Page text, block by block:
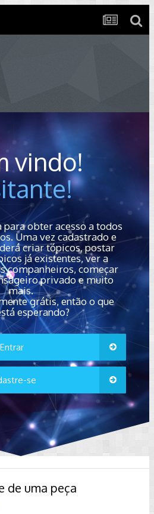
vindo!
para obter acesso a todos
Uma vez cadastrado e
criar tópicos, postar
já existentes, ver a
companheiros, começar
privado e muito
mais.
grátis, então o que
esperando?
Entrar
se
de uma peça